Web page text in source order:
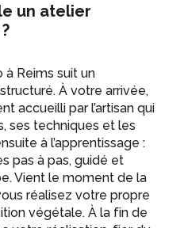
un atelier
Reims suit un
À votre arrivée,
accueilli par l’artisan qui
ses techniques et les
à l’apprentissage :
pas à pas, guidé et
Vient le moment de la
réalisez votre propre
végétale. À la fin de